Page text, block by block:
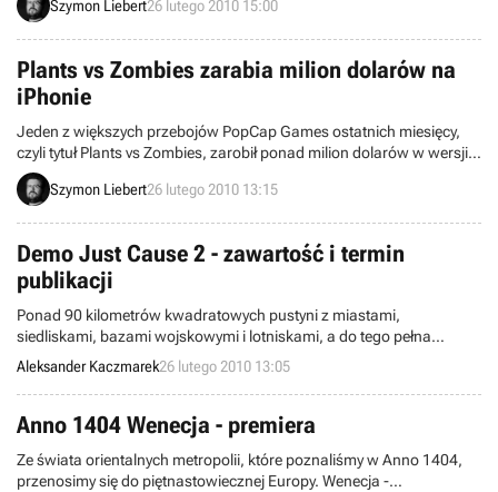
ciekawych strategiach (Elemental: War of Magic oraz Order of War) i
Szymon Liebert26 lutego 2010 15:00
Plants vs Zombies zarabia milion dolarów na
iPhonie
Jeden z większych przebojów PopCap Games ostatnich miesięcy,
czyli tytuł Plants vs Zombies, zarobił ponad milion dolarów w wersji
na iPoda i iPhone’a. Taki wynik udało się osiągnąć w 9 dni, co
zdaniem firmy oznacza, że gra jest najszybciej sprzedającym się
Szymon Liebert26 lutego 2010 13:15
Demo Just Cause 2 - zawartość i termin
publikacji
Ponad 90 kilometrów kwadratowych pustyni z miastami,
siedliskami, bazami wojskowymi i lotniskami, a do tego pełna
swoboda poczynań głównego bohatera – tak w skrócie
prezentować ma się demonstracyjna wersja gry akcji Just Cause 2.
Aleksander Kaczmarek26 lutego 2010 13:05
Anno 1404 Wenecja - premiera
Ze świata orientalnych metropolii, które poznaliśmy w Anno 1404,
przenosimy się do piętnastowiecznej Europy. Wenecja -